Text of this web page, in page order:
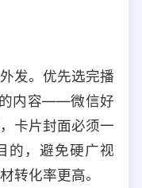
发。优先选完播
的内容——微信好
卡片封面必须一
的，避免硬广视
转化率更高。